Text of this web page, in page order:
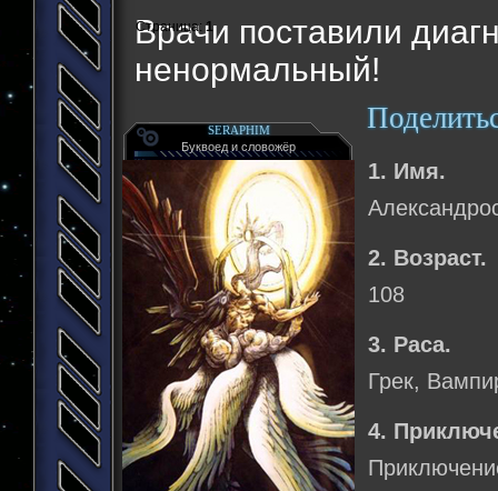
Врачи поставили
ненормальный!
Страница:1
SERAPHIM
Буквоед и словожёр
1. Имя.
2. Возраст.
108
3. Раса.
Грек,
4.